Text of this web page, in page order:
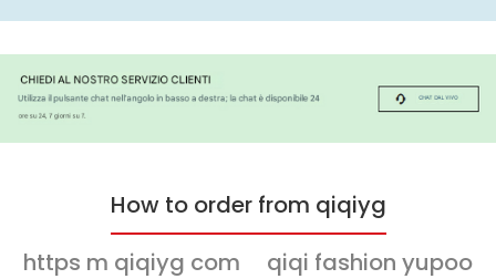
How to order from qiqiyg
https m qiqiyg com
qiqi fashion yupoo